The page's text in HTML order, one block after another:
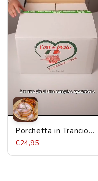
Porchetta in Trancio
1kg prodotta in
€24,95